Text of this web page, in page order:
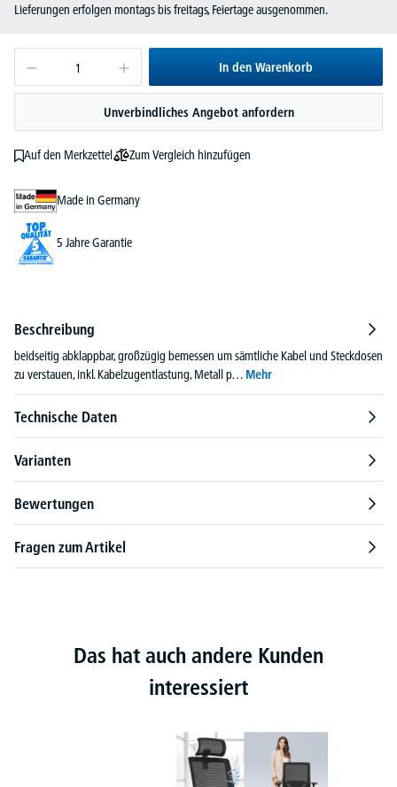
Lieferungen erfolgen montags bis freitags, Feiertage ausgenommen.
In den Warenkorb
Unverbindliches Angebot anfordern
Auf den Merkzettel Zum Vergleich hinzufügen
Made in Germany
5 Jahre Garantie
Beschreibung
beidseitig abklappbar, großzügig bemessen um sämtliche Kabel und Steckdosen
zu verstauen, inkl. Kabelzugentlastung, Metall p… Mehr
Technische Daten
Varianten
Bewertungen
Fragen zum Artikel
Das hat auch andere Kunden
interessiert